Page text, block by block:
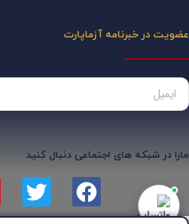
عضویت در خبرنامه آزماپارت
مارا در شبکه های اجتماعی دنبال کنید